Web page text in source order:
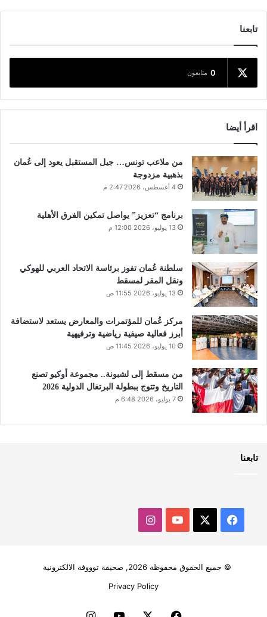
تابعنا
0 متابعون
اقرأ أيضا
من ملاعب تونس… جيل المستقبل يعود إلى عُمان
بذهبية مزدوجة
4 أغسطس، 2026 2:47 م
برنامج “تعزيز” يواصل تمكين الفرق الأهلية
13 يوليو، 2026 12:00 م
سلطنة عُمان تفوز برئاسة الاتحاد العربي للهوكي
ونقل المقر لمسقط
13 يوليو، 2026 11:55 ص
مركز عُمان للمؤتمرات والمعارض يستعد لاستضافة
أبرز فعالية صيفية رياضية وترفيهية
10 يوليو، 2026 11:45 ص
من مسقط إلى لشبونة.. مجموعة أوكيو تصنع
التاريخ وتتوج ببطولة البرتغال الدولية 2026
7 يوليو، 2026 6:48 م
تابعنا
فيسبوك ‫YouTubeانستقرام
© جميع الحقوق محفوظة 2026, صحيفة توووفة الالكترونية
Privacy Policy